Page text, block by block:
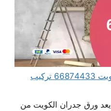
فني تركيب ورق جدران الكويت 66874433 تركيب
ورق جدران الكويت من